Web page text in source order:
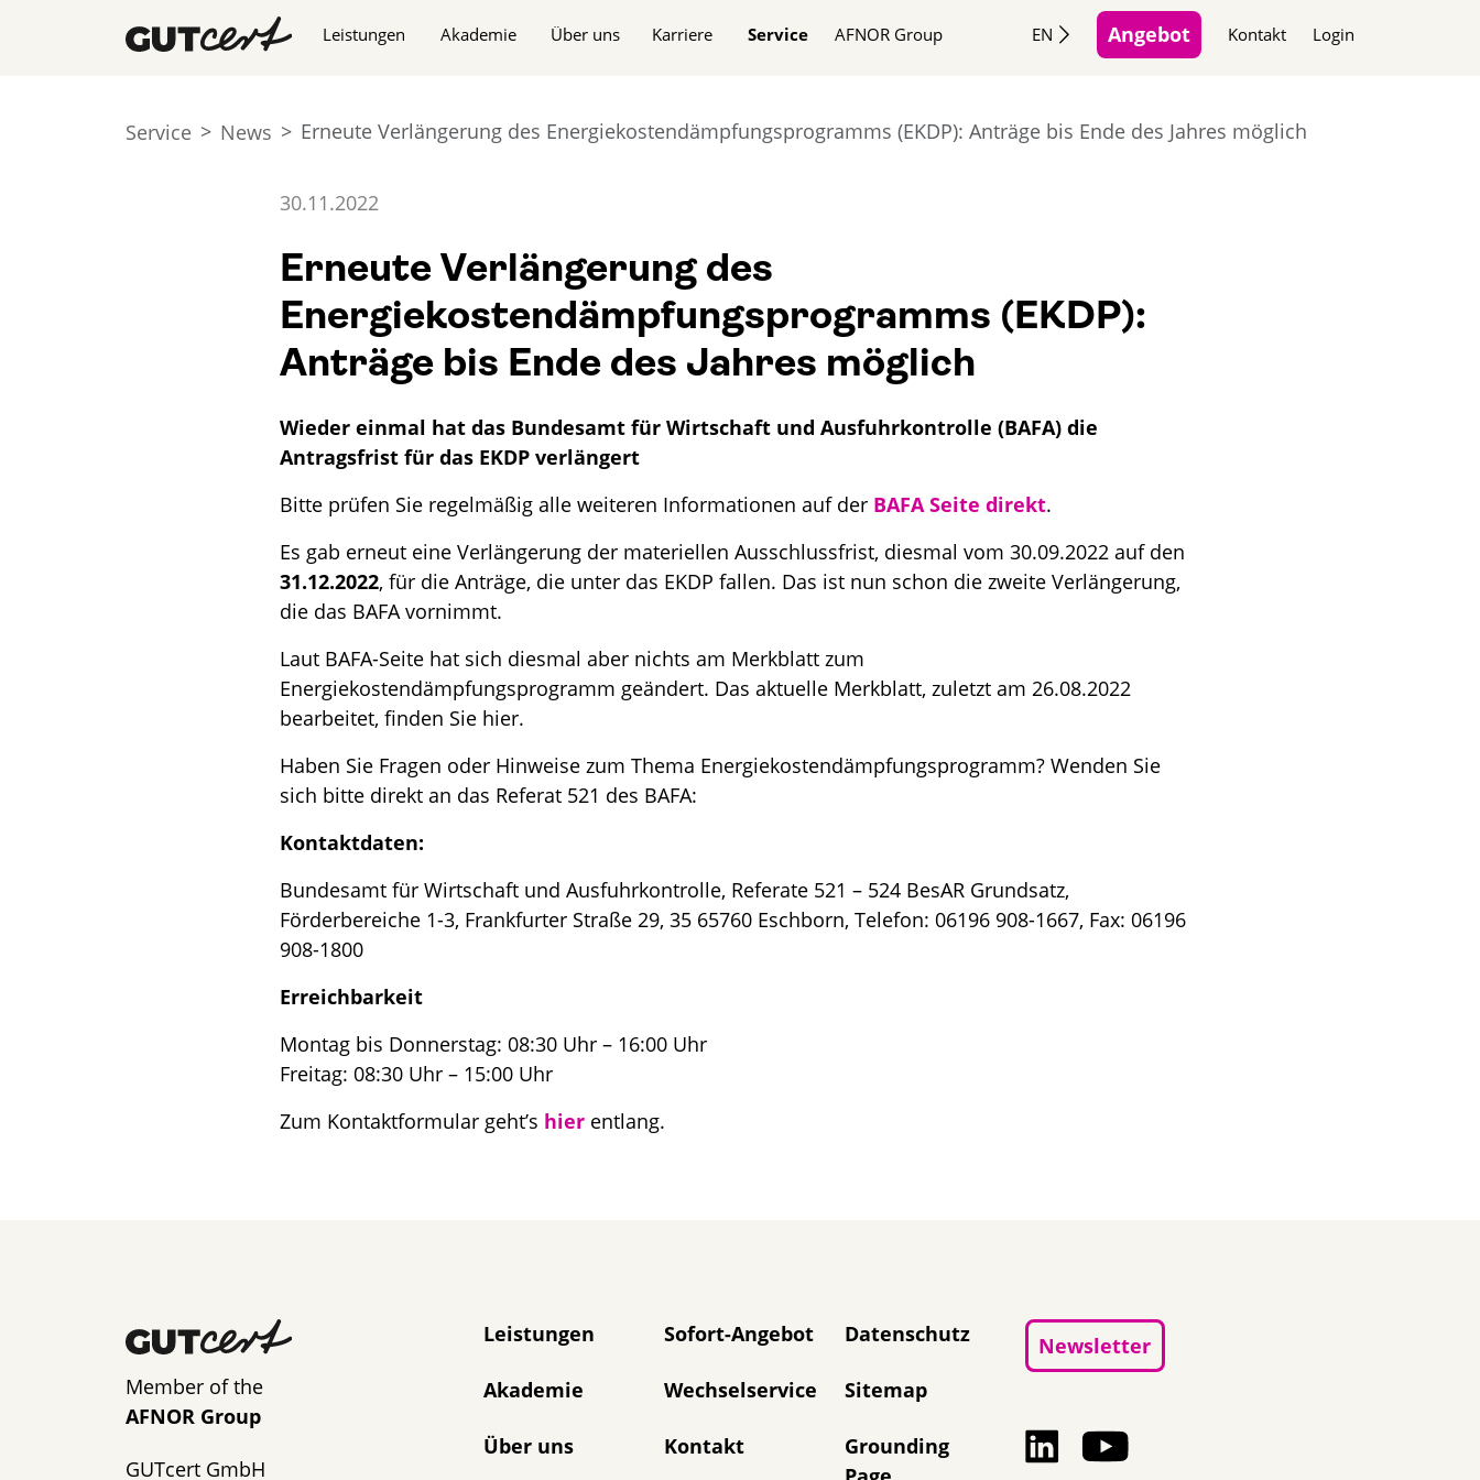
Leistungen
Akademie Über uns Karriere Service AFNOR Group EN Angebot Kontakt Login
Service News Erneute Verlängerung des Energiekostendämpfungsprogramms (EKDP): Anträge bis Ende des Jahres möglich
30.11.2022
Erneute Verlängerung des
Energiekostendämpfungsprogramms (EKDP):
Anträge bis Ende des Jahres möglich
Wieder einmal hat das Bundesamt für Wirtschaft und Ausfuhrkontrolle (BAFA) die
Antragsfrist für das EKDP verlängert
Bitte prüfen Sie regelmäßig alle weiteren Informationen auf der BAFA Seite direkt.
Es gab erneut eine Verlängerung der materiellen Ausschlussfrist, diesmal vom 30.09.2022 auf den
31.12.2022, für die Anträge, die unter das EKDP fallen. Das ist nun schon die zweite Verlängerung,
die das BAFA vornimmt.
Laut BAFA-Seite hat sich diesmal aber nichts am Merkblatt zum
Energiekostendämpfungsprogramm geändert. Das aktuelle Merkblatt, zuletzt am 26.08.2022
bearbeitet, finden Sie hier.
Haben Sie Fragen oder Hinweise zum Thema Energiekostendämpfungsprogramm? Wenden Sie
sich bitte direkt an das Referat 521 des BAFA:
Kontaktdaten:
Bundesamt für Wirtschaft und Ausfuhrkontrolle, Referate 521 – 524 BesAR Grundsatz,
Förderbereiche 1-3, Frankfurter Straße 29, 35 65760 Eschborn, Telefon: 06196 908-1667, Fax: 06196
908-1800
Erreichbarkeit
Montag bis Donnerstag: 08:30 Uhr – 16:00 Uhr
Freitag: 08:30 Uhr – 15:00 Uhr
Zum Kontaktformular geht’s hierentlang.
Member of the
AFNOR Group
GUTcert GmbH
Navigation überspringen
Leistungen
Akademie
Über uns
Sofort-Angebot
Wechselservice
Kontakt
Datenschutz
Sitemap
Grounding
Newsletter